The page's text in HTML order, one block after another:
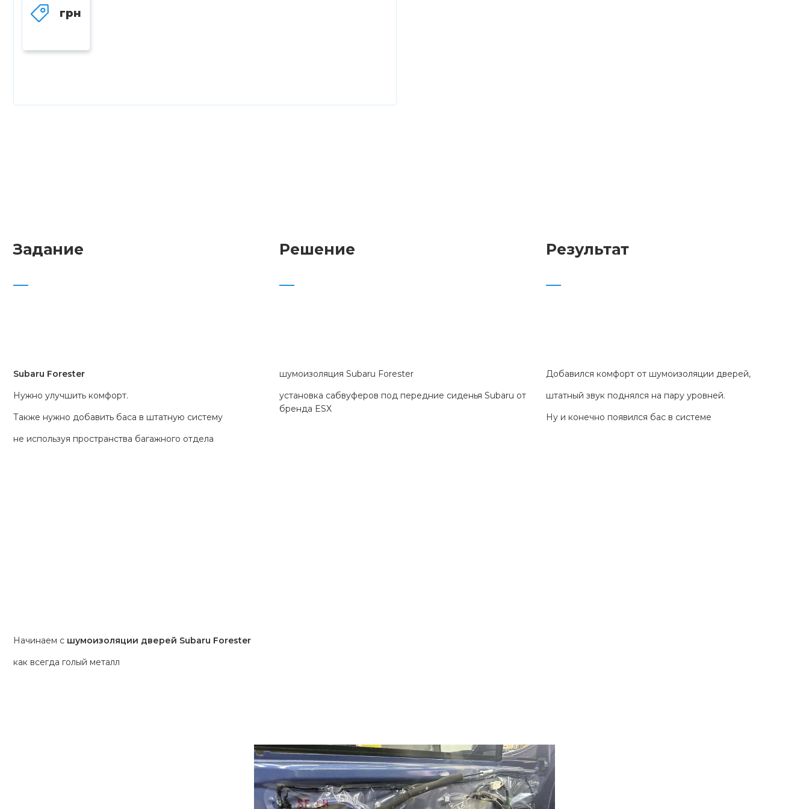
грн
Задание
Subaru Forester
Нужно улучшить комфорт.
Также нужно добавить баса в штатную систему
не используя пространства багажного отдела
Решение
шумоизоляция Subaru Forester
установка сабвуферов под передние сиденья Subaru от
бренда ESX
Результат
Добавился комфорт от шумоизоляции дверей,
штатный звук поднялся на пару уровней.
Ну и конечно появился бас в системе
Начинаем с шумоизоляции дверей Subaru Forester
как всегда голый металл